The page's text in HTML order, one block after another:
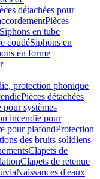
détachées pour
Pièces
Siphons en tube
coudéSiphons en
en forme
protection phonique
Pièces détachées
systèmes
incendie pour
pour plafondProtection
des bruits solidiens
Clapets de
Clapets de retenue
Naissances d'eaux